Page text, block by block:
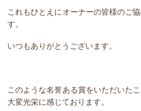
これもひとえにオーナーの皆様のご
す。
いつもありがとうございます。
このような名誉ある賞をいただいた
大変光栄に感じております。